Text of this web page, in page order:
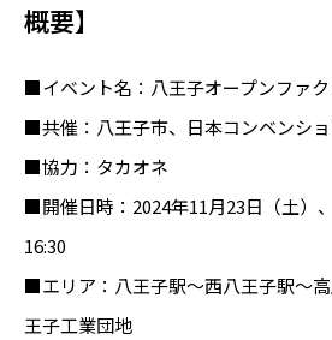
概要】
■イベント名：八王子オープンファ
■共催：八王子市、日本コンベンシ
■協力：タカオネ
■開催日時：2024年11月23日（土）
16:30
■エリア：八王子駅～西八王子駅～
王子工業団地